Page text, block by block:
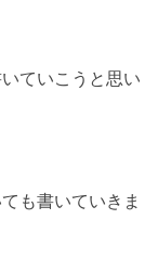
ていこうと思い
も書いていきま